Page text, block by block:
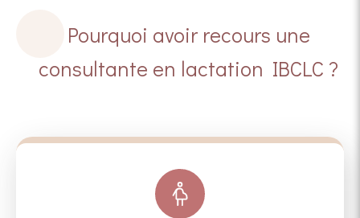
Pourquoi avoir recours une
consultante en lactation IBCLC ?